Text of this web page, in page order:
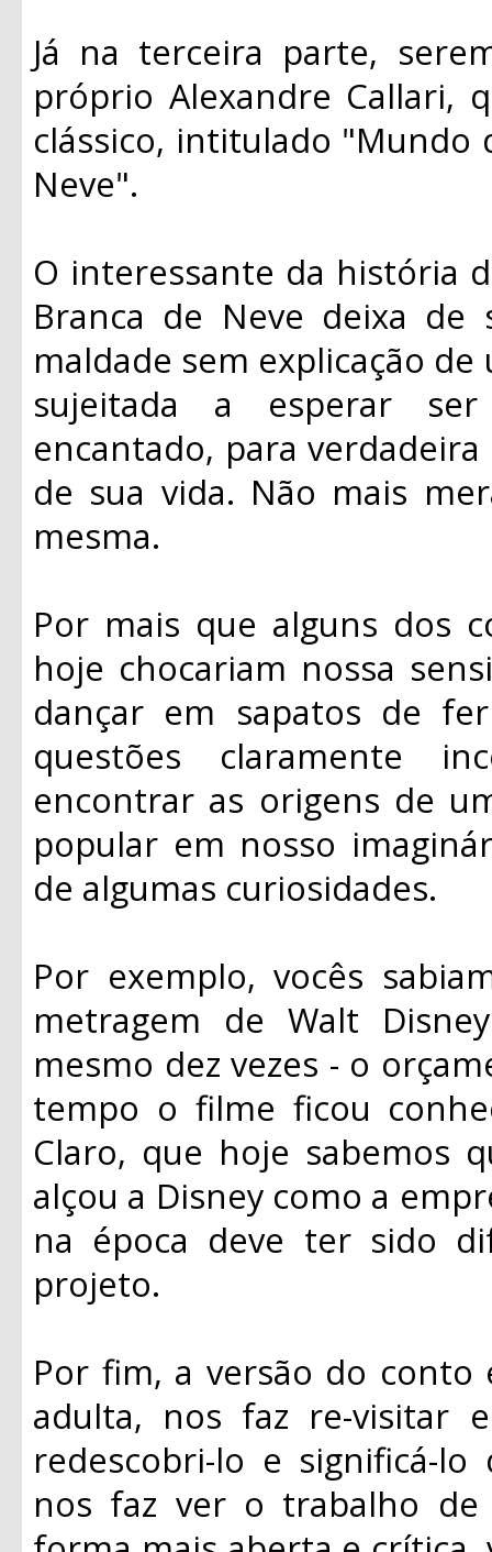
Já na terceira parte,
próprio Alexandre Callari,
clássico, intitulado "Mundo
Neve".
O interessante da história
Branca de Neve deixa de
maldade sem explicação
sujeitada a esperar
encantado, para
de sua vida. Não mais
mesma.
Por mais que alguns dos
hoje chocariam nossa
dançar em sapatos de
questões claramente
encontrar as origens de
popular em nosso
de algumas curiosidades.
Por exemplo, vocês
metragem de Walt
mesmo dez vezes - o
tempo o filme ficou
Claro, que hoje sabemos
alçou a Disney como a
na época deve ter sido
projeto.
Por fim, a versão do
adulta, nos faz re-visitar
redescobri-lo e significá-
nos faz ver o trabalho de